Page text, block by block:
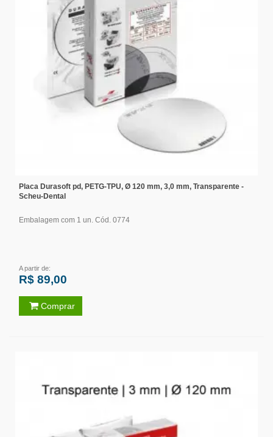
Placa Durasoft pd, PETG-TPU, Ø 120 mm, 3,0 mm, Transparente -
Scheu-Dental
Embalagem com 1 un. Cód. 0774
A partir de:
R$ 89,00
Comprar